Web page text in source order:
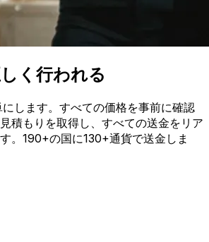
く行われる
します。すべての価格を事前に確認
積もりを取得し、すべての送金をリア
。190+の国に130+通貨で送金しま